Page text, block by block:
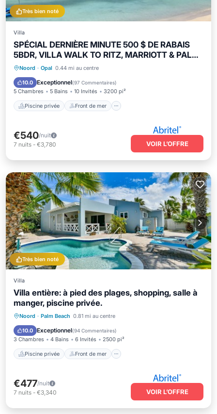
Très bien noté
Villa
SPÉCIAL DERNIÈRE MINUTE 500 $ DE RABAIS
5BDR, VILLA WALK TO RITZ, MARRIOTT & PALM
BEAC
Noord · Opal 0.44 mi au centre
10.0 Exceptionnel(97 Commentaires)
5 Chambres 5 Bains 10 Invités 3200 pi²
Piscine privée Front de mer
Piscine privée
Piscine
€540/nuit
7 nuits - €3,780 VOIR L’OFFRE
Très bien noté
Villa
Villa entière: à pied des plages, shopping, salle à
manger, piscine privée.
Noord · Palm Beach 0.81 mi au centre
10.0 Exceptionnel(94 Commentaires)
3 Chambres 4 Bains 6 Invités 2500 pi²
Piscine privée Front de mer
Piscine privée Front de mer
Piscine
€477/nuit
7 nuits - €3,340 VOIR L’OFFRE